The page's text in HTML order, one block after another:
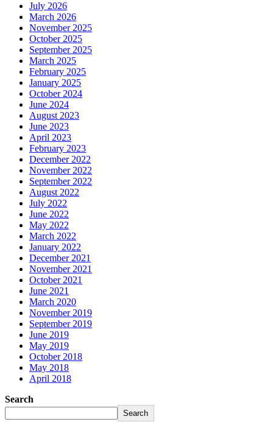
July 2026
March 2026
November 2025
October 2025
September 2025
March 2025
February 2025
January 2025
October 2024
June 2024
August 2023
June 2023
April 2023
February 2023
December 2022
November 2022
September 2022
August 2022
July 2022
June 2022
May 2022
March 2022
January 2022
December 2021
November 2021
October 2021
June 2021
March 2020
November 2019
September 2019
June 2019
May 2019
October 2018
May 2018
April 2018
Search
Search